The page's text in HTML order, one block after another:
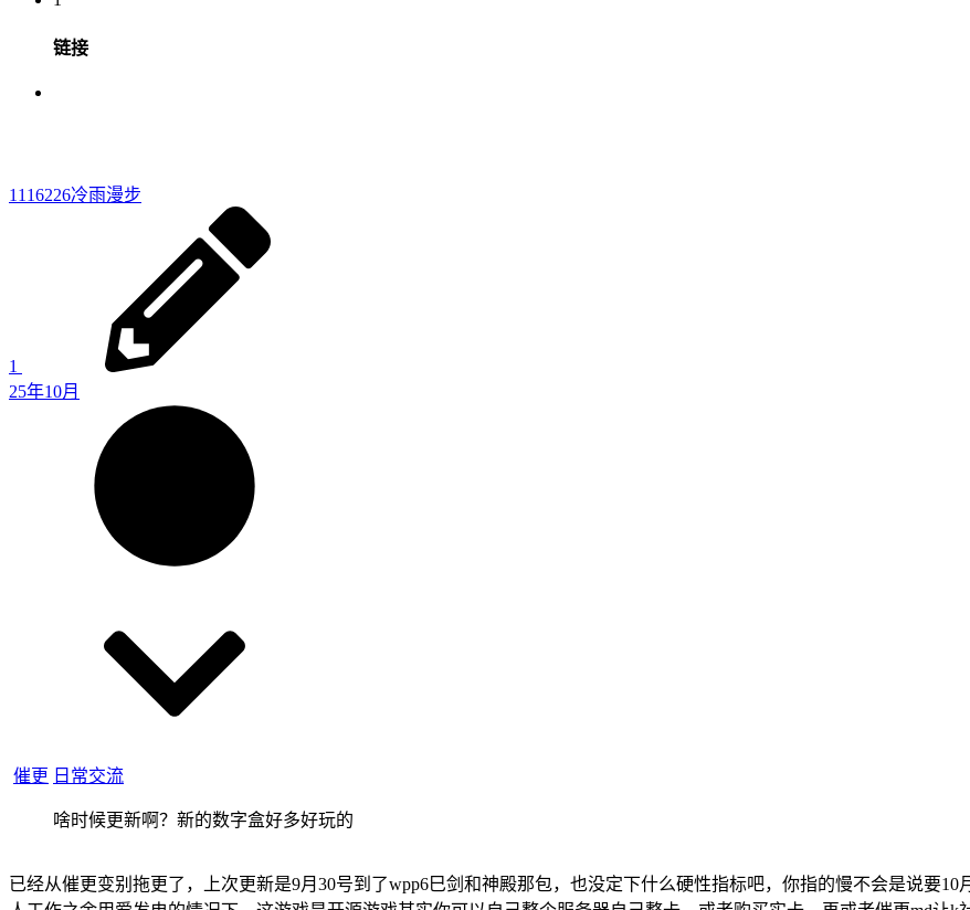
链接
1116226冷雨漫步
1
25年10月
催更 日常交流
啥时候更新啊？新的数字盒好多好玩的
已经从催更变别拖更了，上次更新是9月30号到了wpp6巳剑和神殿那包，也没定下什么硬性指标吧，你指的慢不会是说要